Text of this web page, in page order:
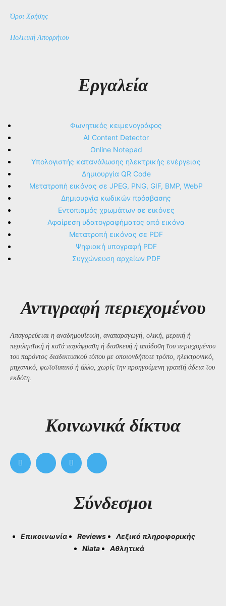
Όροι Χρήσης
Πολιτική Απορρήτου
Εργαλεία
Φωνητικός κειμενογράφος
AI Content Detector
Online Notepad
Υπολογιστής κατανάλωσης ηλεκτρικής ενέργειας
Δημιουργία QR Code
Μετατροπή εικόνας σε JPEG, PNG, GIF, BMP, WebP
Δημιουργία κωδικών πρόσβασης
Εντοπισμός χρωμάτων σε εικόνες
Αφαίρεση υδατογραφήματος από εικόνα
Μετατροπή εικόνας σε PDF
Ψηφιακή υπογραφή PDF
Συγχώνευση αρχείων PDF
Αντιγραφή περιεχομένου
Απαγορεύεται η αναδημοσίευση, αναπαραγωγή, ολική, μερική ή
περιληπτική ή κατά παράφραση ή διασκευή ή απόδοση του περιεχομένου
του παρόντος διαδικτυακού τόπου με οποιονδήποτε τρόπο, ηλεκτρονικό,
μηχανικό, φωτοτυπικό ή άλλο, χωρίς την προηγούμενη γραπτή άδεια του
εκδότη.
Kοινωνικά δίκτυα
Σύνδεσμοι
Επικοινωνία Reviews
Λεξικό πληροφορικής
Niata
Αθλητικά